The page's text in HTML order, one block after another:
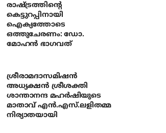
രാഷ്ട്രത്തിന്റെ
കെട്ടുറപ്പിനായി
ഐക്യത്തോടെ
ഒത്തുചേരണം: ഡോ.
മോഹന്‍ ഭാഗവത്
ശ്രീരാമദാസമിഷന്‍
അധ്യക്ഷന്‍ ശ്രീശക്തി
ശാന്താനന്ദ മഹര്‍ഷിയുടെ
മാതാവ് എന്‍.എസ്.ലളിതമ്മ
നിര്യാതയായി